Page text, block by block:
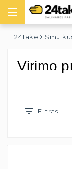
24take
Virimo
Filtras